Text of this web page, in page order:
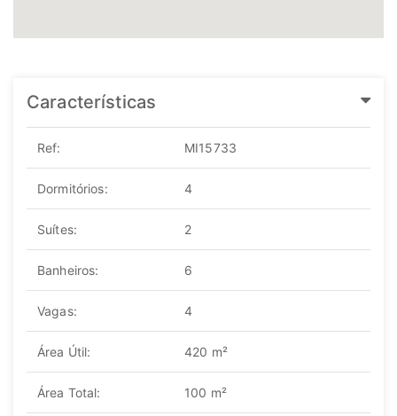
Características
Ref: MI15733
Dormitórios: 4
Suítes: 2
Banheiros: 6
Vagas: 4
Área Útil: 420 m²
Área Total: 100 m²